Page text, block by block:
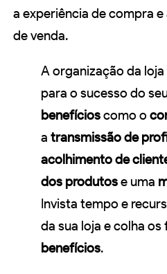
a experiência de compra
de venda.
A organização da
para o sucesso do
benefícioscomo o
a transmissão de
acolhimento de
dos produtose uma
Invista tempo e
da sua loja e colha
benefícios.